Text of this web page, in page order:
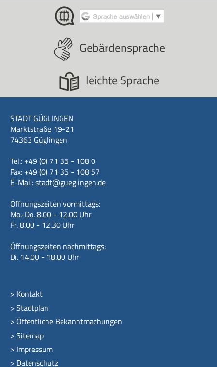
Gebärdensprache
leichte Sprache
STADT GÜGLINGEN
Marktstraße 19-21
74363 Güglingen
Tel.: +49 (0) 71 35 - 108 0
Fax: +49 (0) 71 35 - 108 57
E-Mail:stadt@gueglingen.de
Öffnungszeiten vormittags:
Mo.-Do. 8.00 - 12.00 Uhr
Fr. 8.00 - 12.30 Uhr
Öffnungszeiten nachmittags:
Di. 14.00 - 18.00 Uhr
> Kontakt
> Stadtplan
> Öffentliche Bekanntmachungen
> Sitemap
> Impressum
> Datenschutz